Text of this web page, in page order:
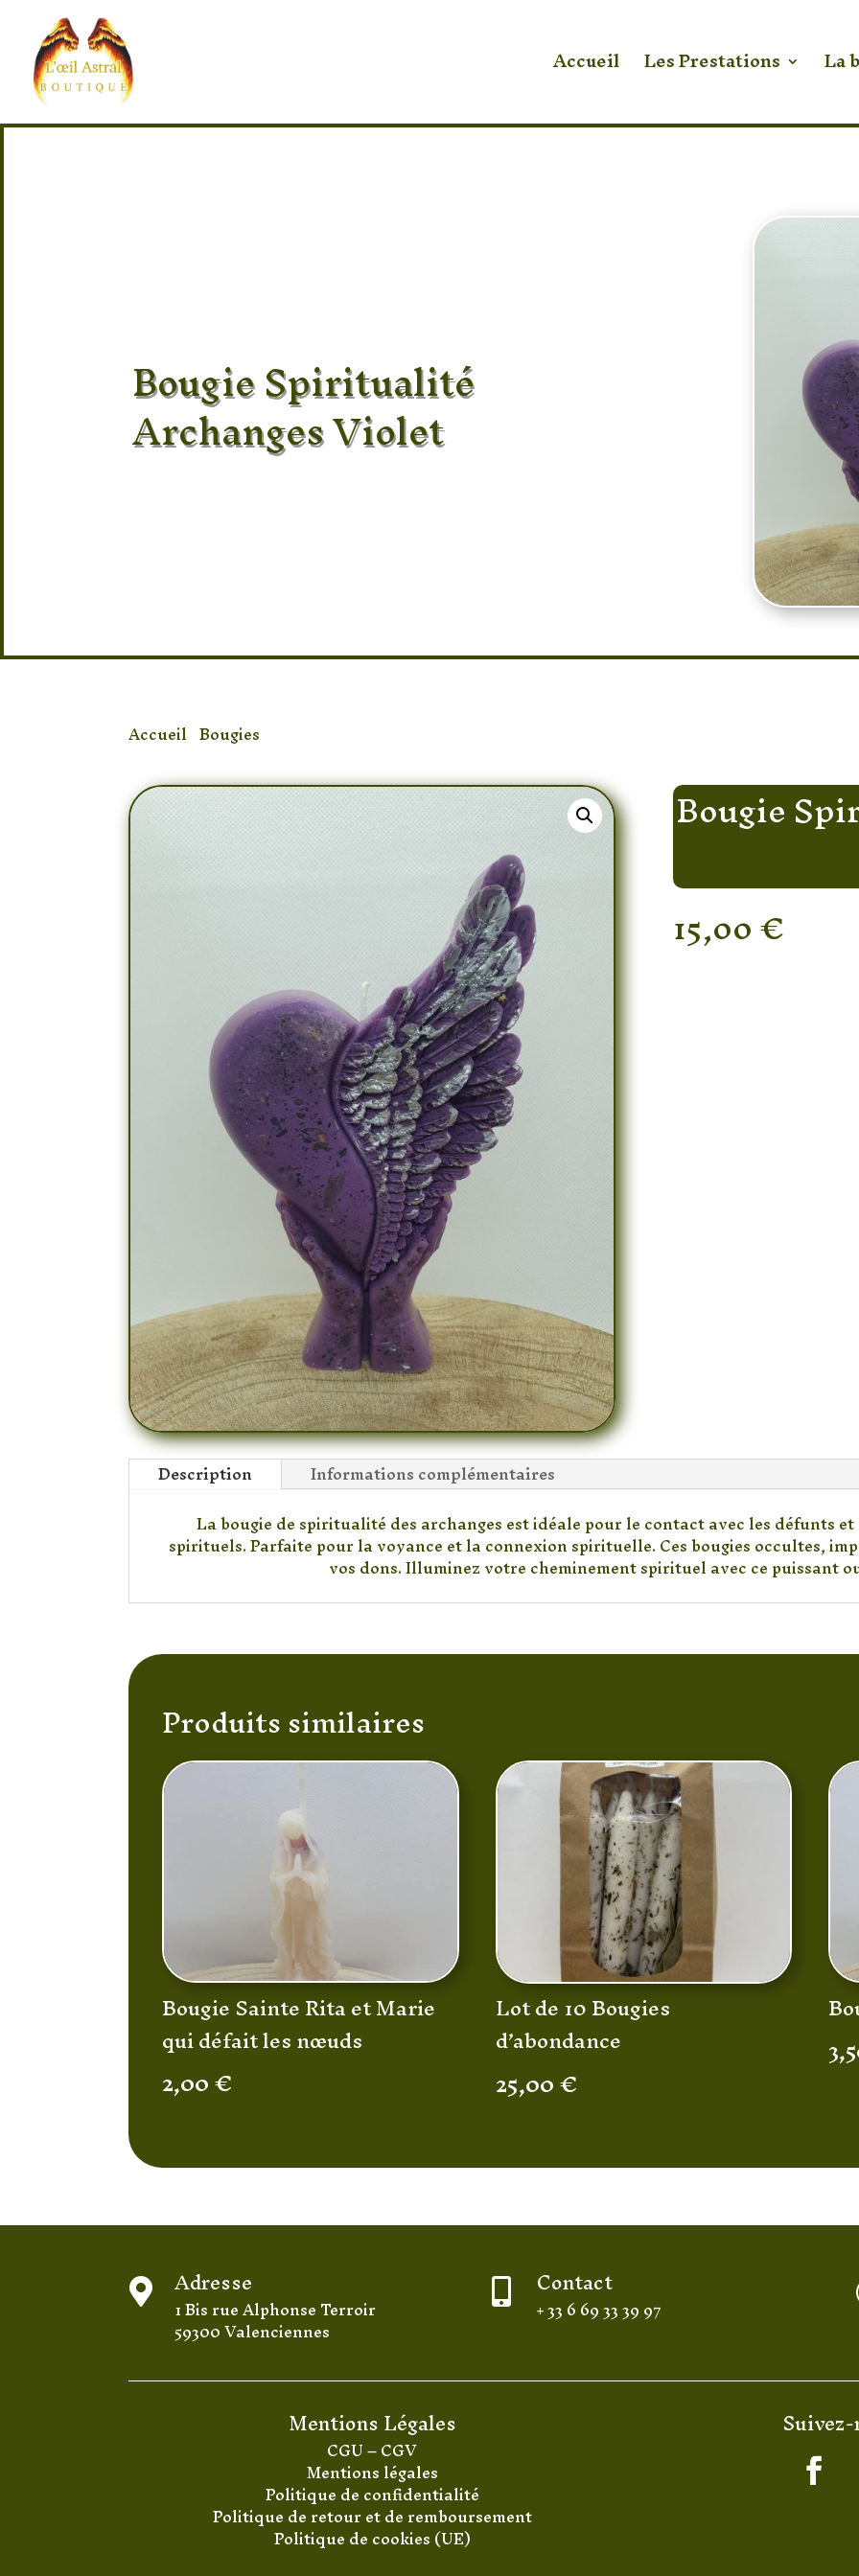
Accueil Les Prestations La
Bougie Spiritualité
Archanges Violet
Accueil /Bougies
Bougie
15,00€
Description
Informations complémentaires
La bougie de spiritualité des archanges est idéale pour le contact avec les défunts
spirituels. Parfaite pour la voyance et la connexion spirituelle. Ces bougies occultes,
vos dons. Illuminez votre cheminement spirituel avec ce puissant
Produits similaires
Bougie Sainte Rita et Marie
qui défait les nœuds
2,00€
Lot de 10 Bougies
d’abondance
25,00€
 Adresse
1 Bis rue Alphonse Terroir
59300 Valenciennes
 Contact
+ 33 6 69 33 39 97
Mentions Légales
CGU–CGV
Mentions légales
Politique de confidentialité
Politique de retour et de remboursement
Politique de cookies (UE)